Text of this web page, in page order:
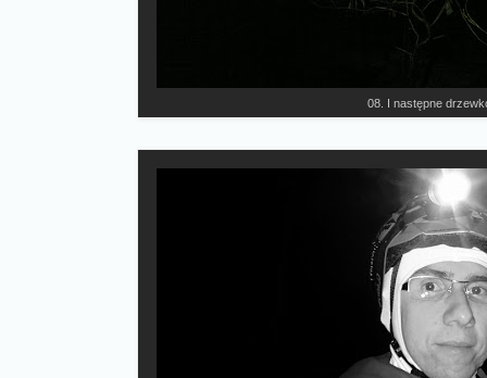
08. I następne